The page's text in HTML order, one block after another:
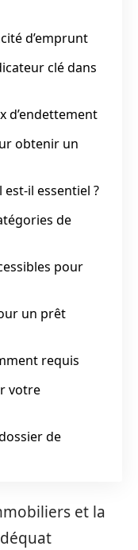
d’emprunt
clé dans
d’endettement
obtenir un
il essentiel ?
de
pour
un prêt
requis
votre
de
et la